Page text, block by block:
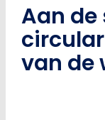
Aan
van de